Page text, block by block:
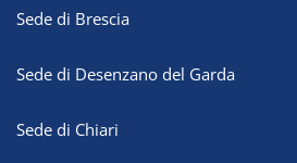
Sede di Brescia
Sede di Desenzano del Garda
Sede di Chiari